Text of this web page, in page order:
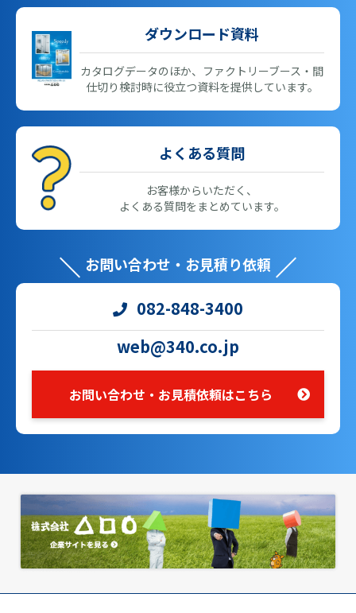
ダウンロード資料
カタログデータのほか、ファクトリーブース・間
仕切り検討時に役立つ資料を提供しています。
よくある質問
お客様からいただく、
よくある質問をまとめています。
お問い合わせ・お見積り依頼
082-848-3400
web@340.co.jp
お問い合わせ・お見積依頼はこちら